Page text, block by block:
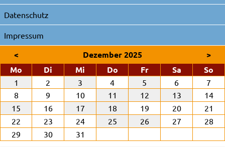
Datenschutz
Impressum
< Dezember 2025
>
Mo
Di enstagMi ttwochDonnerstag
Freitag SamstagSo
1 2 3 4 5 6
7
8
9 10 11 12 13
14
15
16 17 18 19 20
21
22
23 24 25 26 27
28
29
30 31